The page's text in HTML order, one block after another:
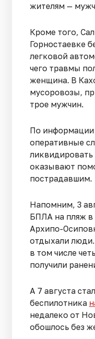
жителям —
Кроме того,
Горностаевке
легковой
чего травмы
женщина. В
мусоровозы,
трое мужчин.
По информации
оперативные
ликвидировать
оказывают
пострадавшим.
Напомним, 3
БПЛА на пляж в
Архипо-
отдыхали люди.
в том числе
получили
А 7 августа
беспилотника
недалеко от
обошлось без